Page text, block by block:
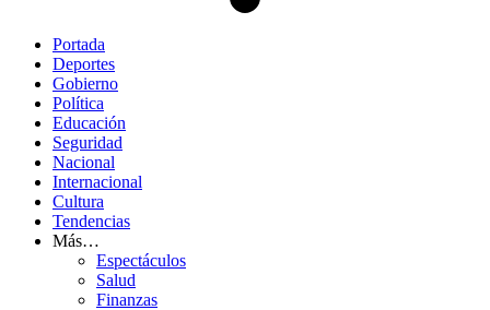
Portada
Deportes
Gobierno
Política
Educación
Seguridad
Nacional
Internacional
Cultura
Tendencias
Más…
Espectáculos
Salud
Finanzas